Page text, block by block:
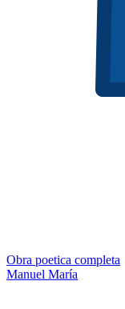
Obra poetica completa
Manuel María